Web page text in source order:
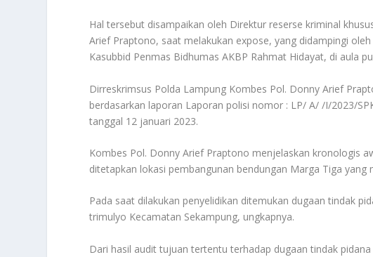
Hal tersebut disampaikan oleh Direktur reserse kriminal
Arief Praptono, saat melakukan expose, yang didampingi
Kasubbid Penmas Bidhumas AKBP Rahmat Hidayat, di aula
Dirreskrimsus Polda Lampung Kombes Pol. Donny Arief
berdasarkan laporan Laporan polisi nomor : LP/ A/ /I/2023/
tanggal 12 januari 2023.
Kombes Pol. Donny Arief Praptono menjelaskan kronologis
ditetapkan lokasi pembangunan bendungan Marga Tiga yang
Pada saat dilakukan penyelidikan ditemukan dugaan tindak
trimulyo Kecamatan Sekampung, ungkapnya.
Dari hasil audit tujuan tertentu terhadap dugaan tindak